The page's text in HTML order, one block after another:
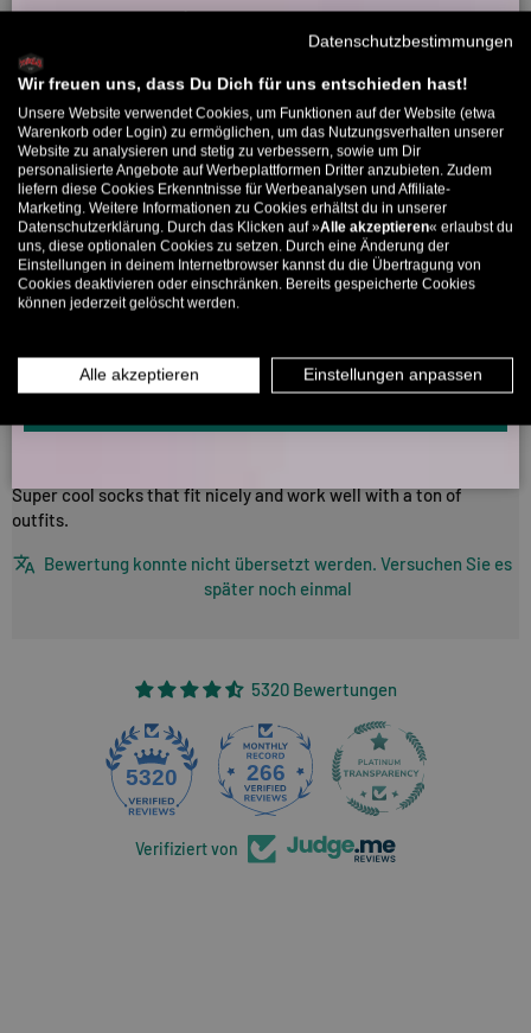
08/04/2026
Daniel
Perfect
perfect length, fit perfectly on the calf's, super comfortable and
wearable.
Bewertung konnte nicht übersetzt werden. Versuchen Sie es
später noch einmal
15/07/2025
Super cool socks that fit nicely and work well with a ton of
outfits.
Bewertung konnte nicht übersetzt werden. Versuchen Sie es
später noch einmal
5320 Bewertungen
5320 266
Verifiziert von
Willkommensbonus
Willkommens-Rabattcode direkt per Mail zugeschickt.
Bis zu 11% Rabatt auf deine erste Bestellung. Aufgepasst: Du
kannst nur 1x wählen! 🤫
5% ab €80 9% ab €100 11% ab €150 🔥
E-Mail
MÄNNER
INFOS ÜBER WHATSAPP? KEIN PROBLEM!
KLICK HIER UND SCHICKE UNS DIE VORGESCHRIEBENE NACHRICHT,
Datenschutzbestimmungen
Wir freuen uns, dass Du Dich für uns entschieden hast!
Unsere Website verwendet Cookies, um Funktionen auf der Website (etwa
Warenkorb oder Login) zu ermöglichen, um das Nutzungsverhalten unserer
Website zu analysieren und stetig zu verbessern, sowie um Dir
personalisierte Angebote auf Werbeplattformen Dritter anzubieten. Zudem
liefern diese Cookies Erkenntnisse für Werbeanalysen und Affiliate-
Marketing. Weitere Informationen zu Cookies erhältst du in unserer
Datenschutzerklärung. Durch das Klicken auf »Alle akzeptieren« erlaubst du
uns, diese optionalen Cookies zu setzen. Durch eine Änderung der
Einstellungen in deinem Internetbrowser kannst du die Übertragung von
Cookies deaktivieren oder einschränken. Bereits gespeicherte Cookies
können jederzeit gelöscht werden.
Alle akzeptieren Einstellungen anpassen